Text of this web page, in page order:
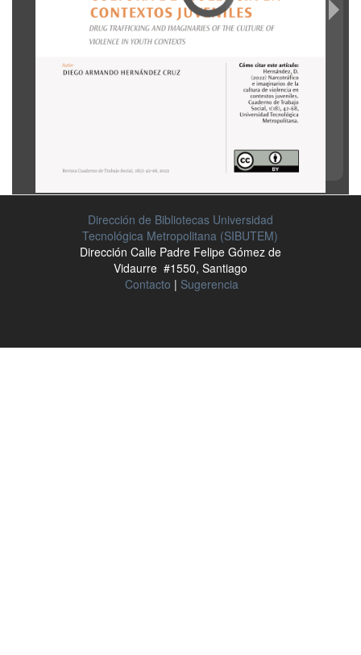
Dirección de Bibliotecas Universidad
Tecnológica Metropolitana (SIBUTEM)
Dirección Calle Padre Felipe Gómez de
Vidaurre #1550, Santiago
Contacto | Sugerencia